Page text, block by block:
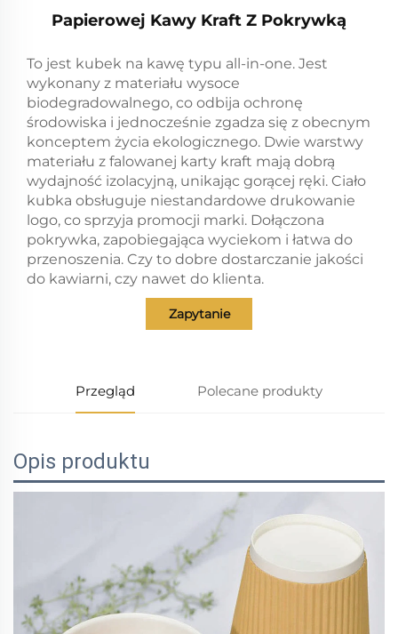
Papierowej Kawy Kraft Z Pokrywką
To jest kubek na kawę typu all-in-one. Jest
wykonany z materiału wysoce
biodegradowalnego, co odbija ochronę
środowiska i jednocześnie zgadza się z obecnym
konceptem życia ekologicznego. Dwie warstwy
materiału z falowanej karty kraft mają dobrą
wydajność izolacyjną, unikając gorącej ręki. Ciało
kubka obsługuje niestandardowe drukowanie
logo, co sprzyja promocji marki. Dołączona
pokrywka, zapobiegająca wyciekom i łatwa do
przenoszenia. Czy to dobre dostarczanie jakości
do kawiarni, czy nawet do klienta.
Zapytanie
Przegląd Polecane produkty
Opis produktu